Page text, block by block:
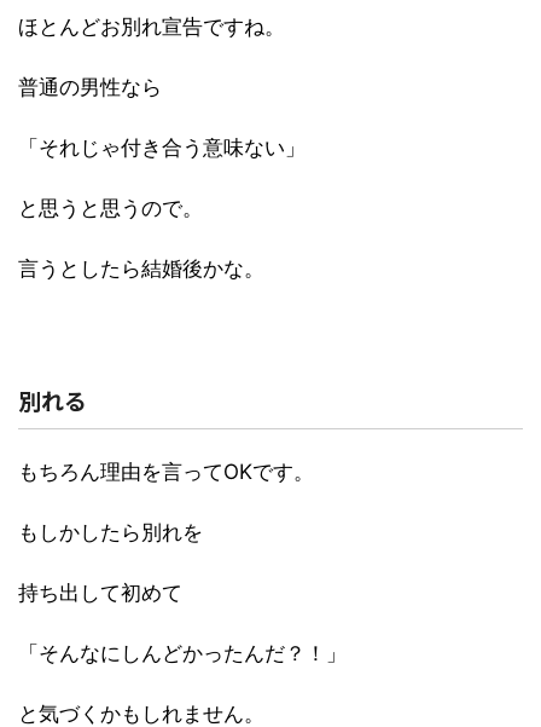
ほとんどお別れ宣告ですね。
普通の男性なら
「それじゃ付き合う意味ない」
と思うと思うので。
言うとしたら結婚後かな。
別れる
もちろん理由を言ってOKです。
もしかしたら別れを
持ち出して初めて
「そんなにしんどかったんだ？！」
と気づくかもしれません。